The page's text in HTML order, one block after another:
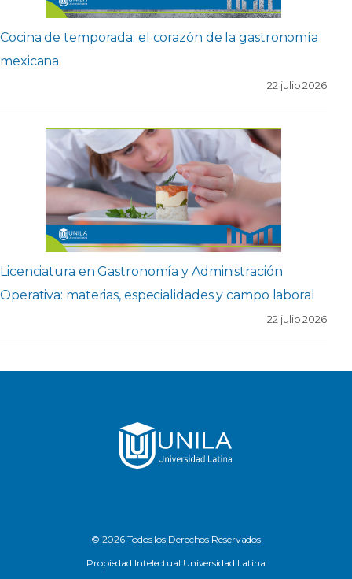
Cocina de temporada: el corazón de la gastronomía
mexicana
22 julio 2026
Licenciatura en Gastronomía y Administración
Operativa: materias, especialidades y campo laboral
22 julio 2026
© 2026 Todos los Derechos Reservados
Propiedad Intelectual Universidad Latina